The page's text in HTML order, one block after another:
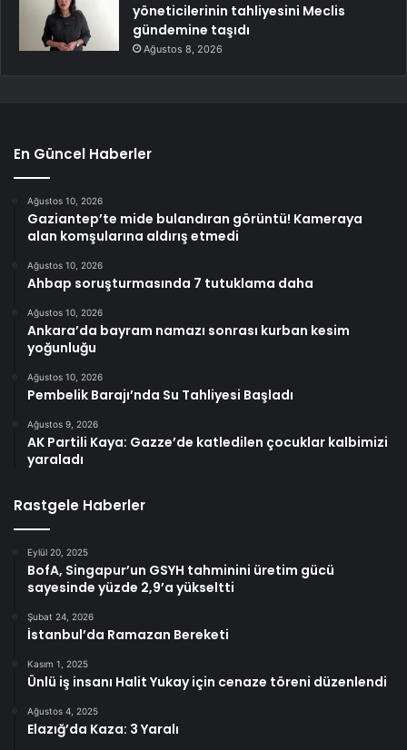
yöneticilerinin tahliyesini Meclis
gündemine taşıdı
Ağustos 8, 2026
En Güncel Haberler
Ağustos 10, 2026
Gaziantep’te mide bulandıran görüntü! Kameraya
alan komşularına aldırış etmedi
Ağustos 10, 2026
Ahbap soruşturmasında 7 tutuklama daha
Ağustos 10, 2026
Ankara’da bayram namazı sonrası kurban kesim
yoğunluğu
Ağustos 10, 2026
Pembelik Barajı’nda Su Tahliyesi Başladı
Ağustos 9, 2026
AK Partili Kaya: Gazze’de katledilen çocuklar kalbimizi
yaraladı
Rastgele Haberler
Eylül 20, 2025
BofA, Singapur’un GSYH tahminini üretim gücü
sayesinde yüzde 2,9’a yükseltti
Şubat 24, 2026
İstanbul’da Ramazan Bereketi
Kasım 1, 2025
Ünlü iş insanı Halit Yukay için cenaze töreni düzenlendi
Ağustos 4, 2025
Elazığ’da Kaza: 3 Yaralı